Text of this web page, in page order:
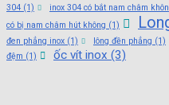
304 (1) inox 304 có bắt nam châm
có bị nam châm hút không (1)
đen phẳng inox (1) lông đền phẳng (1)
đệm (1) ốc vít inox (3)